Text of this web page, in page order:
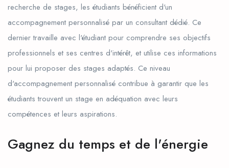
recherche de stages, les étudiants bénéficient d'un
accompagnement personnalisé par un consultant dédié. Ce
dernier travaille avec l'étudiant pour comprendre ses objectifs
professionnels et ses centres d'intérêt, et utilise ces informations
pour lui proposer des stages adaptés. Ce niveau
d'accompagnement personnalisé contribue à garantir que les
étudiants trouvent un stage en adéquation avec leurs
compétences et leurs aspirations.
Gagnez du temps et de l'énergie